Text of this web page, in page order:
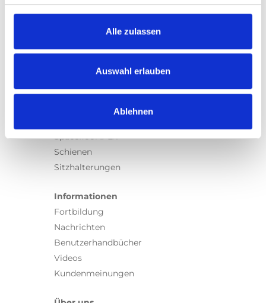
Alle zulassen
Auswahl erlauben
Ablehnen
Turny Evo
Turny Low Vehicle
Rollstuhllifte
Spacefloor® LX
Schienen
Sitzhalterungen
Informationen
Fortbildung
Nachrichten
Benutzerhandbücher
Videos
Kundenmeinungen